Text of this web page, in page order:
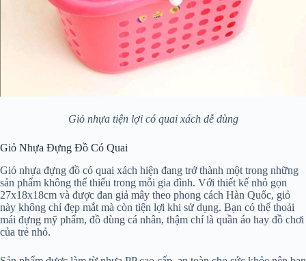
Giỏ nhựa tiện lợi có quai xách dễ dùng
Giỏ Nhựa Đựng Đồ Có Quai
Giỏ nhựa đựng đồ có quai xách hiện đang trở thành một trong những
sản phẩm không thể thiếu trong mỗi gia đình. Với thiết kế nhỏ gọn
27x18x18cm và được đan giả mây theo phong cách Hàn Quốc, giỏ
này không chỉ đẹp mắt mà còn tiện lợi khi sử dụng. Bạn có thể thoải
mái đựng mỹ phẩm, đồ dùng cá nhân, thậm chí là quần áo hay đồ chơi
của trẻ nhỏ.